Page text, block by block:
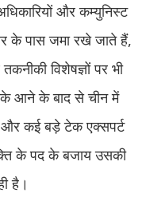
और कम्युनिस्ट
के पास जमा रखे जाते हैं,
विशेषज्ञों पर भी
के आने के बाद से चीन में
कई बड़े टेक एक्सपर्ट
के पद के बजाय उसकी
है।